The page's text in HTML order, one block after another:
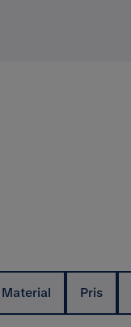
Material Pris